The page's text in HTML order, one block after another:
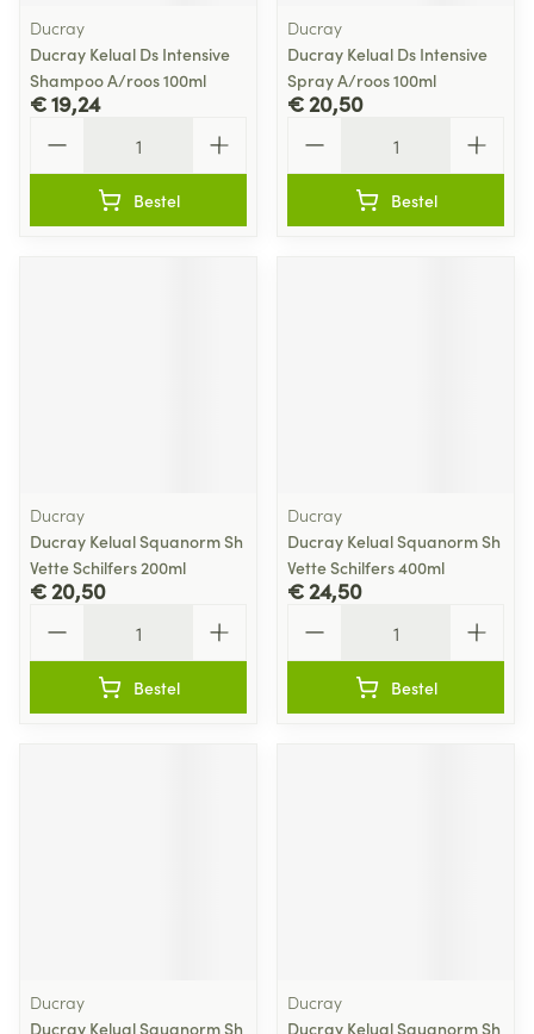
Ducray
Ducray Kelual Ds Intensive
Shampoo A/roos 100ml
€ 19,24
Bestel
Ducray
Ducray Kelual Ds Intensive
Spray A/roos 100ml
€ 20,50
Bestel
Ducray
Ducray Kelual Squanorm Sh
Vette Schilfers 200ml
€ 20,50
Bestel
Ducray
Ducray Kelual Squanorm Sh
Vette Schilfers 400ml
€ 24,50
Bestel
Ducray
Ducray Kelual Squanorm Sh
Ducray
Ducray Kelual Squanorm Sh